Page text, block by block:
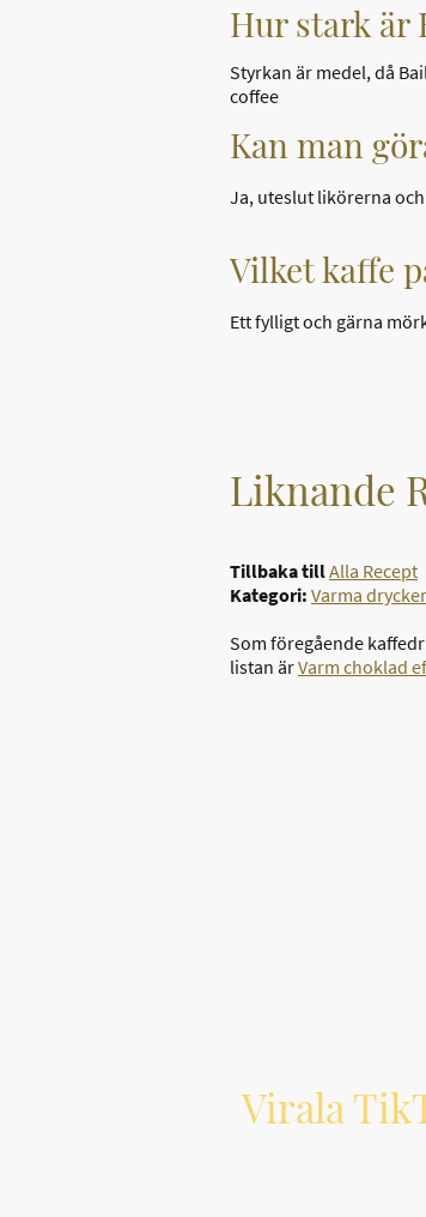
Hur stark är
Styrkan är medel, då
coffee
Kan man
Ja, uteslut likörerna
Vilket kaffe
Ett fylligt och gärna
Liknande
Tillbaka tillAlla Recept
Kategori: Varma drycker
Som föregående
listan ärVarm choklad
Virala